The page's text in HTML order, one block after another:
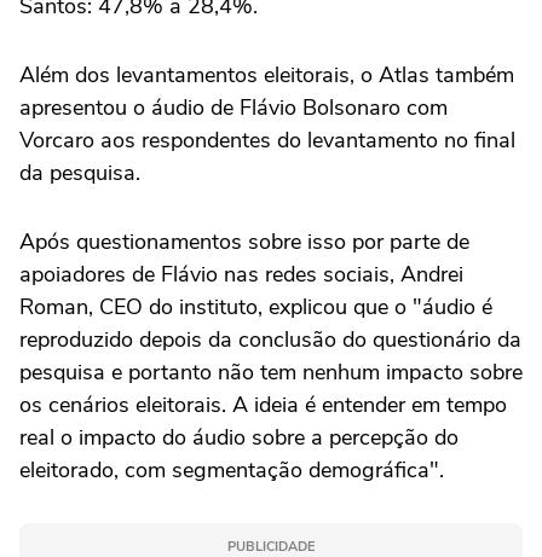
Santos: 47,8% a 28,4%.
Além dos levantamentos eleitorais, o Atlas também
apresentou o áudio de Flávio Bolsonaro com
Vorcaro aos respondentes do levantamento no final
da pesquisa.
Após questionamentos sobre isso por parte de
apoiadores de Flávio nas redes sociais, Andrei
Roman, CEO do instituto, explicou que o "áudio é
reproduzido depois da conclusão do questionário da
pesquisa e portanto não tem nenhum impacto sobre
os cenários eleitorais. A ideia é entender em tempo
real o impacto do áudio sobre a percepção do
eleitorado, com segmentação demográfica".
PUBLICIDADE